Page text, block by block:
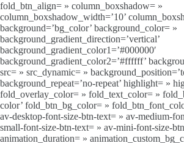
fold_btn_align= » column_boxshadow= »
column_boxshadow_width=’10’
background=’bg_color’ background_color= »
background_gradient_direction=’vertical’
background_gradient_color1=’#000000′
background_gradient_color2=’#ffffff’
src= » src_dynamic= »
background_repeat=’no-repeat’ highlight= »
fold_overlay_color= » fold_text_color= »
color’ fold_btn_bg_color= »
av-desktop-font-size-btn-text= » av-medium-
small-font-size-btn-text= » av-mini-font-size-
animation_duration= »